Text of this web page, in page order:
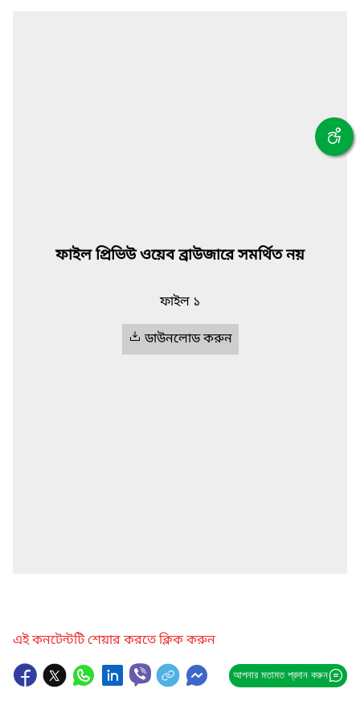
ফাইল প্রিভিউ ওয়েব ব্রাউজারে সমর্থিত নয়
ফাইল ১
ডাউনলোড করুন
এই কনটেন্টটি শেয়ার করতে ক্লিক করুন
আপনার মতামত প্রদান করুন